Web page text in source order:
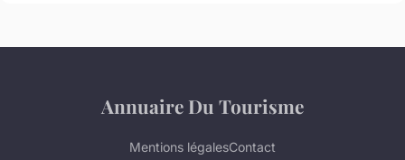
Annuaire Du Tourisme
Mentions légalesContact